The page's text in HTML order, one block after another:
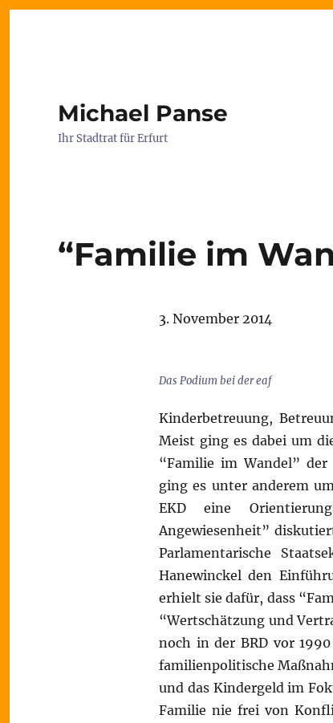
Michael Panse
Ihr Stadtrat für Erfurt
“Familie im
3. November 2014
Das Podium bei der eaf
Kinderbetreuung,
Meist ging es dabei um
“Familie im Wandel”
ging es unter anderem
EKD eine
Angewiesenheit”
Parlamentarische
Hanewinckel den
erhielt sie dafür, dass
“Wertschätzung und
noch in der BRD vor
familienpolitische
und das Kindergeld im
Familie nie frei von